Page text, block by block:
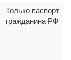
Только паспорт
гражданина РФ